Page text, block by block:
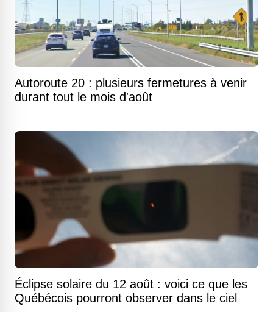
Autoroute 20 : plusieurs fermetures à venir
durant tout le mois d'août
Éclipse solaire du 12 août : voici ce que les
Québécois pourront observer dans le ciel